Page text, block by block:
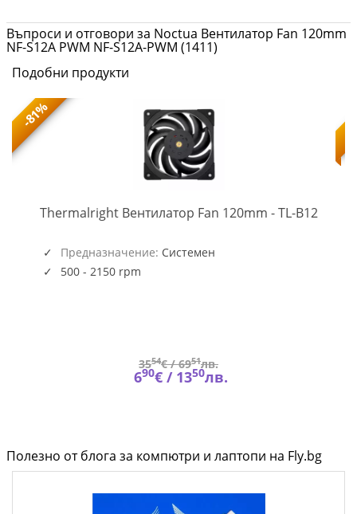
Въпроси и отговори за Noctua Вентилатор Fan 120mm
NF-S12A PWM NF-S12A-PWM (1411)
Подобни продукти
-81%
Thermalright Вентилатор Fan 120mm - TL-B12TL-
Предназначение: Системен
500 - 2150 rpm
3554€ /6951лв.
690€ / 1350лв.
Полезно от блога за компютри и лаптопи на Fly.bg